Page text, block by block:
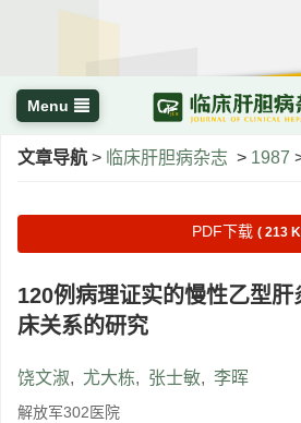
Menu
文章导航 > 临床肝胆病杂志 > 1987
PDF下载 ( 213
120例病理证实的慢性乙型
床关系的研究
饶文淑, 尤大栋, 张士敏, 李晖
解放军302医院